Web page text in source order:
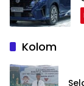
Kolom